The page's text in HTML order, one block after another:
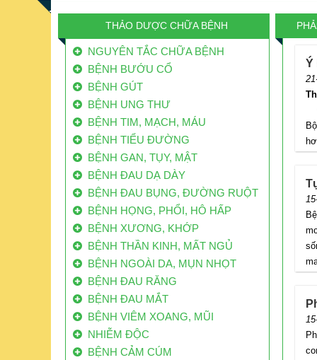
TIN TỨC LIÊN HỆ
THẢO DƯỢC CHỮA BỆNH
NGUYÊN TẮC CHỮA BỆNH
BỆNH BƯỚU CỔ
BỆNH GÚT
BỆNH UNG THƯ
BỆNH TIM, MẠCH, MÁU
BỆNH TIỂU ĐƯỜNG
BỆNH GAN, TỤY, MẬT
BỆNH ĐAU DẠ DÀY
BỆNH ĐAU BỤNG, ĐƯỜNG RUỘT
BỆNH HỌNG, PHỔI, HÔ HẤP
BỆNH XƯƠNG, KHỚP
BỆNH THẦN KINH, MẤT NGỦ
BỆNH NGOÀI DA, MỤN NHỌT
BỆNH ĐAU RĂNG
BỆNH ĐAU MẮT
BỆNH VIÊM XOANG, MŨI
NHIỄM ĐỘC
BỆNH CẢM CÚM
Ý